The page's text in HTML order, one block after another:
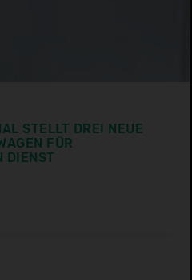
STELLT DREI NEUE
FÜR
DIENST